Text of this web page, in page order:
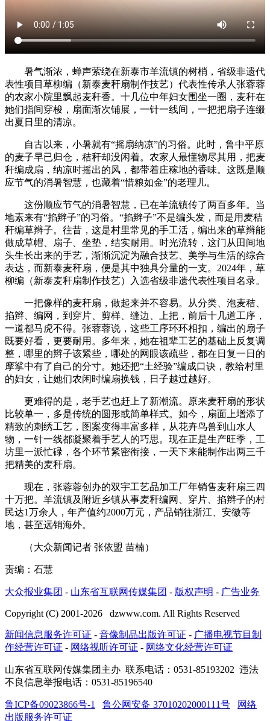
暑气渐浓，蝉声萦绕在新泰市羊流镇的树梢，省级非遗代
表性项目草柳编（新泰麦秆扇制作技艺）代表性传承人张蓉蓉
的农家小院里飘起麦秆香。十几位中年妇女围坐一圈，麦秆在
她们指间穿梭，扇面渐次铺展，一针一线间，一把把扇子连缀
出夏日里的清凉。
自古以来，小暑就有“摇扇纳凉”的习俗。此时，鲁中平原
的麦子早已归仓，秸秆却没闲着。农家人最懂物尽其用，把麦
秆编成扇，纳凉时摇出的风，都带着庄稼地的香味。这既是顺
应节气的消暑智慧，也藏着“惜粮如金”的老理儿。
这份顺应节气的消暑智慧，已在羊流镇传了两百多年。当
地素来有“掐辫子”的习俗。“掐辫子”不是编头发，而是用麦秸
秆编草辫子。往昔，这是村里常见的手工活，编出来的草辫能
做成草帽、扇子、坐垫，结实耐用。时光流转，这门从田间地
头生长出来的手艺，渐渐沉淀为融合技艺、美学与生活的综合
表达，而新泰麦秆扇，便是其中独具分量的一支。2024年，草
柳编（新泰麦秆扇制作技艺）入选省级非遗代表性项目名录。
一把像样的麦秆扇，做起来并不容易。从分类、泡麦秸、
掐辫、编网，到穿片、剪样、缝边、上把，前后十几道工序，
一道都马虎不得。张蓉蓉说，这些工序环环相扣，编出的扇子
既要好看，更要耐用。多年来，她在祖辈工艺的基础上反复调
整，哪里的辫子该紧些，哪处的网眼该疏些，都在日复一日的
摩挲中有了自己的分寸。她还把“土经验”编成口诀，教给村里
的妇女，让她们农闲时编扇换钱，日子越过越好。
更难得的是，老手艺也赶上了新潮流。原来麦秆扇的形状
比较单一，多是传统的圆形或简单样式。如今，扇面上增添了
精致的刺绣工艺，图案变得丰富多样，从花卉鸟兽到山水人
物，一针一线都凝聚着手艺人的巧思。现在正是生产旺季，工
坊里一派忙碌，各个环节紧密衔接，一天下来能制作出两三千
把精美的麦秆扇。
现在，张蓉蓉创办的双宇工艺品加工厂年销售麦秆扇三四
十万把。羊流镇及附近乡镇从事麦秆编网、穿片、掐辫子的村
民达1万余人，年产值约2000万元，产品销往浙江、安徽等
地，甚至远销海外。
（大众新闻记者 张依盟 苗楠）
责编：石慧
大众报业集团 - 山东省互联网传媒集团 - 版权声明 - 广告业务
Copyright (C) 2001-2026 dzwww.com. All Rights Reserved
新闻信息服务许可证 - 音像制品出版许可证 - 广播电视节目制
作经营许可证 - 网络视听许可证 - 网络文化经营许可证
山东省互联网传媒集团主办 联系电话：0531-85193202 违法
不良信息举报电话：0531-85196540
鲁ICP备09023866号-1 鲁公网安备 37010202000111号
网络
出版服务许可证